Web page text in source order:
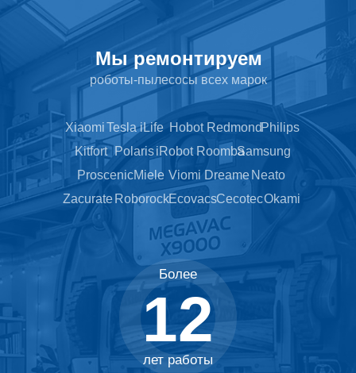
Более
12
лет работы
Мы ремонтируем
роботы-пылесосы всех марок
Xiaomi
Neato
Ecovacs
Proscenic Viomi
Miele
Philips
Samsung
CecotecOkami
Zacurate
Tesla iLife Hobot Redmond
Kitfort
PolarisiRobot Roomba
Dreame
Roborock